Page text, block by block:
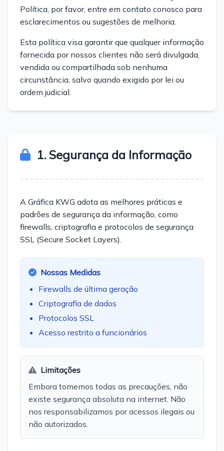
Política, por favor, entre em contato conosco para
esclarecimentos ou sugestões de melhoria.
Esta política visa garantir que qualquer informação
fornecida por nossos clientes não será divulgada,
vendida ou compartilhada sob nenhuma
circunstância, salvo quando exigido por lei ou
ordem judicial.
1. Segurança da Informação
A Gráfica KWG adota as melhores práticas e
padrões de segurança da informação, como
firewalls, criptografia e protocolos de segurança
SSL (Secure Socket Layers).
Nossas Medidas
Firewalls de última geração
Criptografia de dados
Protocolos SSL
Acesso restrito a funcionários
Limitações
Embora tomemos todas as precauções, não
existe segurança absoluta na internet. Não
nos responsabilizamos por acessos ilegais ou
não autorizados.